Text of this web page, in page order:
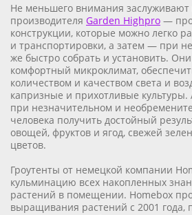
Не меньшего внимания заслуживают
производителя Garden Highpro —
конструкции, которые можно легко
и транспортировки, а затем — при
же быстро собрать и установить.
комфортный микроклимат,
количеством и качеством света и
капризные и прихотливые культуры.
при незначительном и
человека получить достойный
овощей, фруктов и ягод, свежей
цветов.
Гроутенты от немецкой компании
кульминацию всех накопленных
растений в помещении. Homebox
выращивания растений с 2001 года,